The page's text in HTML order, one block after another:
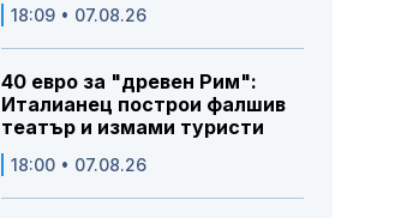
18:09 • 07.08.26
40 евро за "древен Рим":
Италианец построи фалшив
театър и измами туристи
18:00 • 07.08.26